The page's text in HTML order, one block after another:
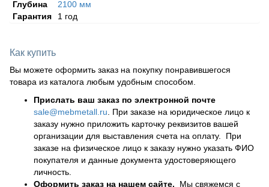
Глубина
2100 мм
Гарантия
1 год
Как купить
Вы можете оформить заказ на покупку понравившегося
товара из каталога любым удобным способом.
Прислать ваш заказ по электронной почте
sale@mebmetall.ru . При заказе на юридическое лицо к
заказу нужно приложить карточку реквизитов вашей
организации для выставления счета на оплату. При
заказе на физическое лицо к заказу нужно указать ФИО
покупателя и данные документа удостоверяющего
личность.
Оформить заказ на нашем сайте. Мы свяжемся с